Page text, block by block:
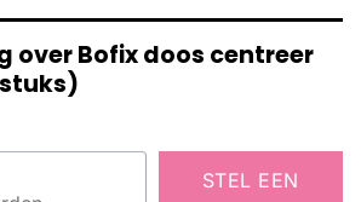
over Bofix doos centreer
STEL EEN